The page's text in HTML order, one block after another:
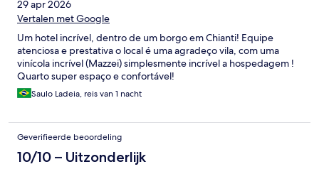
29 apr 2026
Vertalen met Google
Um hotel incrível, dentro de um borgo em Chianti! Equipe
atenciosa e prestativa o local é uma agradeço vila, com uma
vinícola incrível (Mazzei) simplesmente incrível a hospedagem !
Quarto super espaço e confortável!
Saulo Ladeia, reis van 1 nacht
Geverifieerde beoordeling
10/10 – Uitzonderlijk